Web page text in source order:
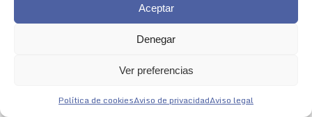
Aceptar
Denegar
Ver preferencias
Política de cookiesAviso de privacidadAviso legal
NACIDA PARA IMPRESIONAR